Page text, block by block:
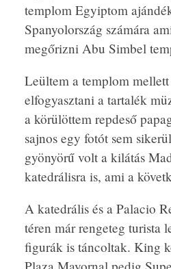
templom Egyiptom
Spanyolország számára
megőrizni Abu Simbel
Leültem a templom
elfogyasztani a tartalék
a körülöttem repdeső
sajnos egy fotót sem
gyönyörű volt a kilátás
katedrálisra is, ami a
A katedrális és a Palacio
téren már rengeteg turista
figurák is táncoltak. King